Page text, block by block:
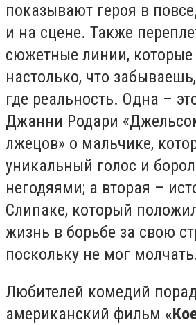
показывают героя в
и на сцене. Также
сюжетные линии,
настолько, что
где реальность. Одна –
Джанни Родари
лжецов» о мальчике,
уникальный голос и
негодяями; а вторая –
Слипаке, который
жизнь в борьбе за свою
поскольку не мог
Любителей комедий
американский фильм